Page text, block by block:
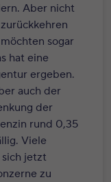
Aber nicht
sogar
hat eine
ergeben.
auch der
der
rund 0,35
Viele
jetzt
zu